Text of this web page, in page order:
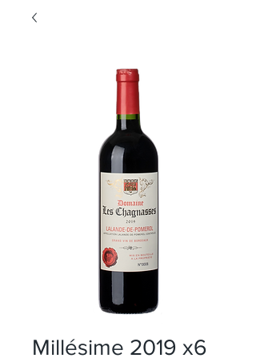
Millésime 2019 x6